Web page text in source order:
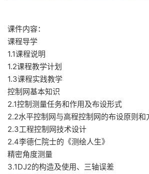
课件内容：
课程导学
1.1课程说明
1.2课程教学计划
1.3课程实践教学
控制网基本知识
2.1控制测量任务和作用及布设形式
2.2水平控制网与高程控制网的布设原则和
2.3工程控制网技术设计
2.4李德仁院士的《测绘人生》
精密角度测量
3.1DJ2的构造及使用、三轴误差